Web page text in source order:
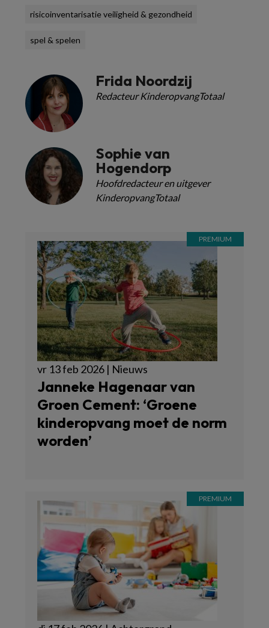
risicoinventarisatie veiligheid & gezondheid
spel & spelen
Frida Noordzij
Redacteur KinderopvangTotaal
Sophie van
Hogendorp
Hoofdredacteur en uitgever
KinderopvangTotaal
vr 13 feb 2026 | Nieuws
Janneke Hagenaar van
Groen Cement: ‘Groene
kinderopvang moet de norm
worden’